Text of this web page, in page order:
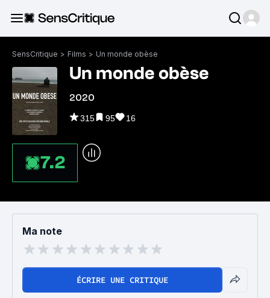
SensCritique > Films > Un monde obèse
Un monde obèse
2020
315 95 16
7.2
Ma note
ÉCRIRE UNE CRITIQUE